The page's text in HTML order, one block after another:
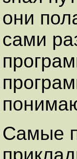
они
сами
Самые